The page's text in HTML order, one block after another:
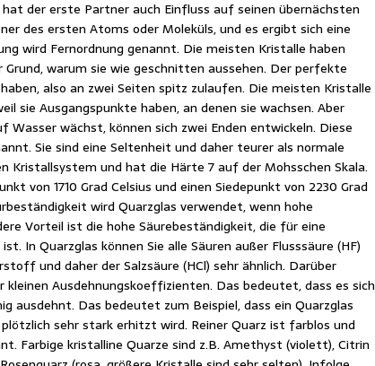
der erste Partner auch Einfluss auf seinen übernächsten
des ersten Atoms oder Moleküls, und es ergibt sich eine
wird Fernordnung genannt. Die meisten Kristalle haben
Grund, warum sie wie geschnitten aussehen. Der perfekte
also an zwei Seiten spitz zulaufen. Die meisten Kristalle
sie Ausgangspunkte haben, an denen sie wachsen. Aber
wächst, können sich zwei Enden entwickeln. Diese
Sie sind eine Seltenheit und daher teurer als normale
Kristallsystem und hat die Härte 7 auf der Mohsschen Skala.
von 1710 Grad Celsius und einen Siedepunkt von 2230 Grad
wird Quarzglas verwendet, wenn hohe
Vorteil ist die hohe Säurebeständigkeit, die für eine
In Quarzglas können Sie alle Säuren außer Flusssäure (HF)
und daher der Salzsäure (HCl) sehr ähnlich. Darüber
kleinen Ausdehnungskoeffizienten. Das bedeutet, dass es sich
ausdehnt. Das bedeutet zum Beispiel, dass ein Quarzglas
sehr stark erhitzt wird. Reiner Quarz ist farblos und
Farbige kristalline Quarze sind z.B. Amethyst (violett), Citrin